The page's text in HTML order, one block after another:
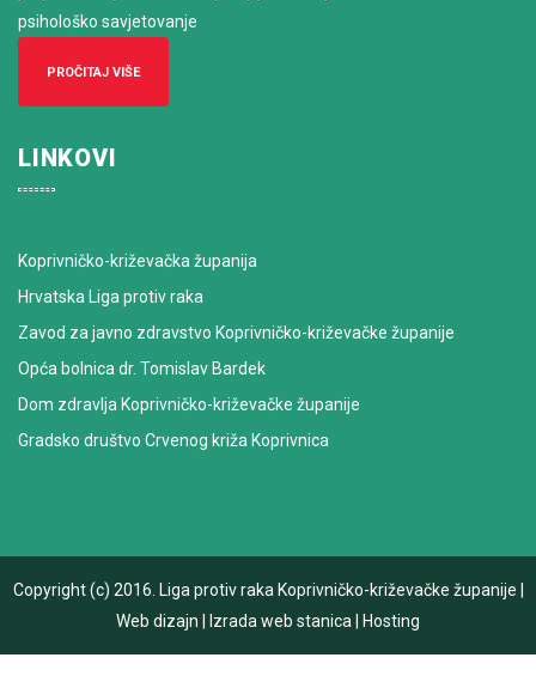
psihološko savjetovanje
PROČITAJ VIŠE
LINKOVI
Koprivničko-križevačka županija
Hrvatska Liga protiv raka
Zavod za javno zdravstvo Koprivničko-križevačke županije
Opća bolnica dr. Tomislav Bardek
Dom zdravlja Koprivničko-križevačke županije
Gradsko društvo Crvenog križa Koprivnica
Copyright (c) 2016. Liga protiv raka Koprivničko-križevačke županije
Web dizajn
Izrada web stanica Hosting